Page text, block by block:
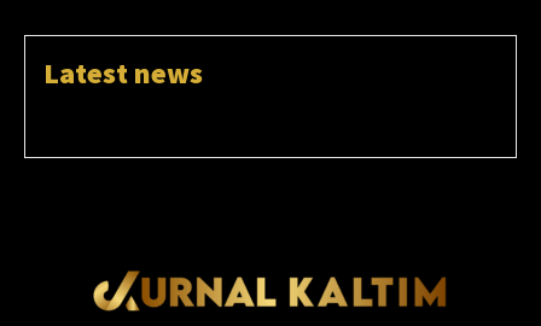
Latest news